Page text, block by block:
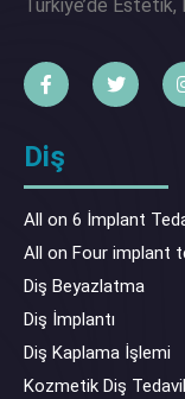
Türkiye’de Estetik,
Diş
All on 6 İmplant
All on Four implant
Diş Beyazlatma
Diş İmplantı
Diş Kaplama İşlemi
Kozmetik Diş